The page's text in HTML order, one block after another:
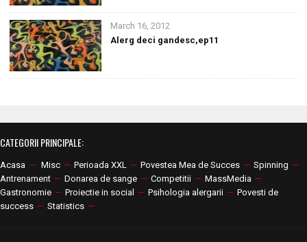
March 16, 2012
Alerg deci gandesc,ep11
CATEGORII PRINCIPALE:
Acasa — Misc — Perioada XXL — Povestea Mea de Succes — Spinning —
Antrenament — Donarea de sange — Competitii — MassMedia —
Gastronomie — Proiectie in social — Psihologia alergarii — Povesti de
success — Statistics —